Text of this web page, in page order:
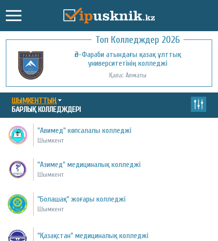
Топ Колледждер 2026
Әл-Фараби атындағы қазақ ұлттық
университетінің колледжі
Қала: Алматы
ШЫМКЕНТТЫҢ
БАРЛЫҚ КОЛЛЕДЖДЕРІ
"Авимед" көпсалалы колледжі
Шымкент
"Азимед" медициналық колледжі
Шымкент
"Болашақ" жоғары колледжі
Шымкент
"Қазақстан" медициналық колледжі